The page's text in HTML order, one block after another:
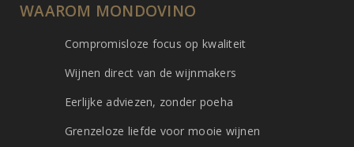
WAAROM MONDOVINO
Compromisloze focus op kwaliteit
Wijnen direct van de wijnmakers
Eerlijke adviezen, zonder poeha
Grenzeloze liefde voor mooie wijnen